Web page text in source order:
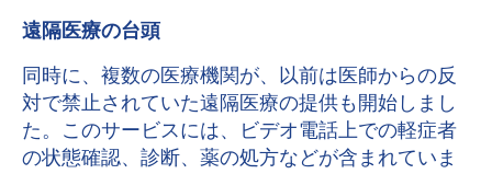
遠隔医療の台頭
同時に、複数の医療機関が、以前は医師からの反
対で禁止されていた遠隔医療の提供も開始しまし
た。このサービスには、ビデオ電話上での軽症者
の状態確認、診断、薬の処方などが含まれていま